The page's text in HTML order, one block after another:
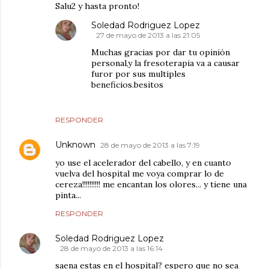
Salu2 y hasta pronto!
RESPONDER
Soledad Rodriguez Lopez
27 de mayo de 2013 a las 21:05
Muchas gracias por dar tu opinión
personal,y la fresoterapia va a causar
furor por sus multiples
beneficios.besitos
Unknown 28 de mayo de 2013 a las 7:19
yo use el acelerador del cabello, y en cuanto
vuelva del hospital me voya comprar lo de
cereza!!!!!!!!!! me encantan los olores... y tiene una
pinta...
RESPONDER
Soledad Rodriguez Lopez
28 de mayo de 2013 a las 16:14
saena estas en el hospital? espero que no sea